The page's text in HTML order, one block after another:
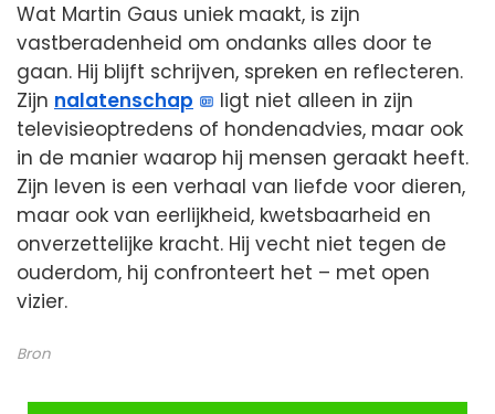
Wat Martin Gaus uniek maakt, is zijn
vastberadenheid om ondanks alles door te
gaan. Hij blijft schrijven, spreken en reflecteren.
Zijn nalatenschap
ligt niet alleen in zijn
televisieoptredens of hondenadvies, maar ook
in de manier waarop hij mensen geraakt heeft.
Zijn leven is een verhaal van liefde voor dieren,
maar ook van eerlijkheid, kwetsbaarheid en
onverzettelijke kracht. Hij vecht niet tegen de
ouderdom, hij confronteert het – met open
vizier.
Bron